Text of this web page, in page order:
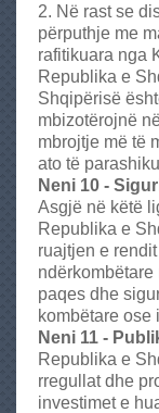
2. Në rast se
përputhje me
rafitikuara nga
Republika e
Shqipërisë
mbizotërojnë
mbrojtje më të
ato të
Neni 10 -
Asgjë në këtë
Republika e
ruajtjen e
paqes dhe
kombëtare ose
Neni 11 -
Republika e
rregullat dhe
investimet e